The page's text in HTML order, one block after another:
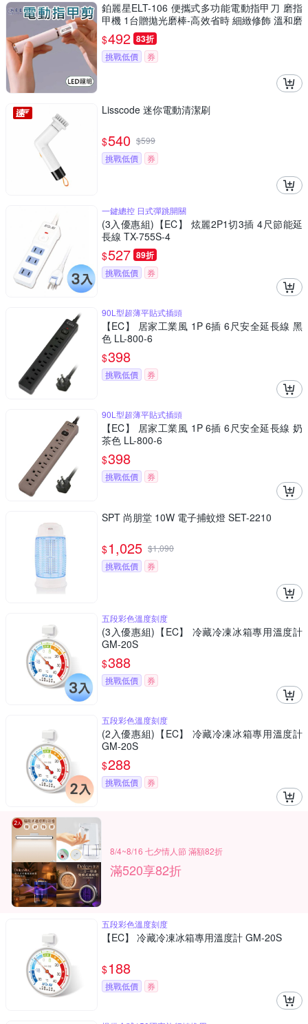
鉑麗星ELT-106 便攜式多功能電動指甲刀 磨指
甲機 1台贈拋光磨棒-高效省時 細緻修飾 溫和磨
甲 寶寶指甲刀 LED照明指甲搓刀 安全快速
$492 83折
挑戰低價 券
Lisscode 迷你電動清潔刷
$540 $599
挑戰低價
券
一鍵總控 日式彈跳開關
(3入優惠組)【EC】 炫麗2P1切3插 4尺節能延
長線 TX-755S-4
$527 89折
挑戰低價 券
90L型超薄平貼式插頭
【EC】 居家工業風 1P 6插 6尺安全延長線 黑
色 LL-800-6
$398
挑戰低價 券
90L型超薄平貼式插頭
【EC】 居家工業風 1P 6插 6尺安全延長線 奶
茶色 LL-800-6
$398
挑戰低價 券
SPT 尚朋堂 10W 電子捕蚊燈 SET-2210
$1,025 $1,090
挑戰低價
券
五段彩色溫度刻度
(3入優惠組)【EC】 冷藏冷凍冰箱專用溫度計
GM-20S
$388
挑戰低價 券
五段彩色溫度刻度
(2入優惠組)【EC】 冷藏冷凍冰箱專用溫度計
GM-20S
$288
挑戰低價 券
8/4~8/16 七夕情人節 滿額82折
滿520享82折
五段彩色溫度刻度
【EC】 冷藏冷凍冰箱專用溫度計 GM-20S
$188
挑戰低價 券